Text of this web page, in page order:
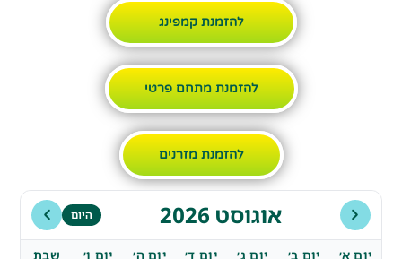
להזמנת קמפינג
להזמנת מתחם פרטי
להזמנת מזרנים
אוגוסט 2026 היום
יום א׳ יום ב׳ יום ג׳ יום ד׳ יום ה׳ יום ו׳ שבת